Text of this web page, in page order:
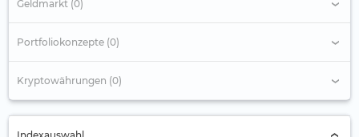
Geldmarkt (0)
Portfoliokonzepte (0)
Kryptowährungen (0)